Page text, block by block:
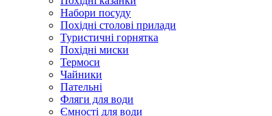
Набори посуду
Похідні столові прилади
Туристичні горнятка
Похідні миски
Термоси
Чайники
Пательні
Фляги для води
Ємності для води